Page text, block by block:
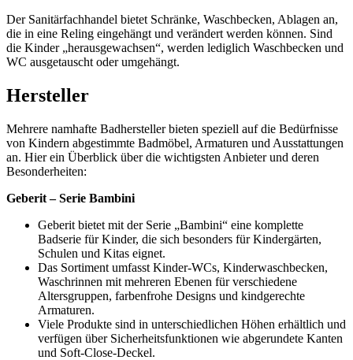
Der Sanitärfachhandel bietet Schränke, Waschbecken, Ablagen an,
die in eine Reling eingehängt und verändert werden können. Sind
die Kinder „herausgewachsen“, werden lediglich Waschbecken und
WC ausgetauscht oder umgehängt.
Hersteller
Mehrere namhafte Badhersteller bieten speziell auf die Bedürfnisse
von Kindern abgestimmte Badmöbel, Armaturen und Ausstattungen
an. Hier ein Überblick über die wichtigsten Anbieter und deren
Besonderheiten:
Geberit – Serie Bambini
Geberit bietet mit der Serie „Bambini“ eine komplette
Badserie für Kinder, die sich besonders für Kindergärten,
Schulen und Kitas eignet.
Das Sortiment umfasst Kinder-WCs, Kinderwaschbecken,
Waschrinnen mit mehreren Ebenen für verschiedene
Altersgruppen, farbenfrohe Designs und kindgerechte
Armaturen.
Viele Produkte sind in unterschiedlichen Höhen erhältlich und
verfügen über Sicherheitsfunktionen wie abgerundete Kanten
und Soft-Close-Deckel.